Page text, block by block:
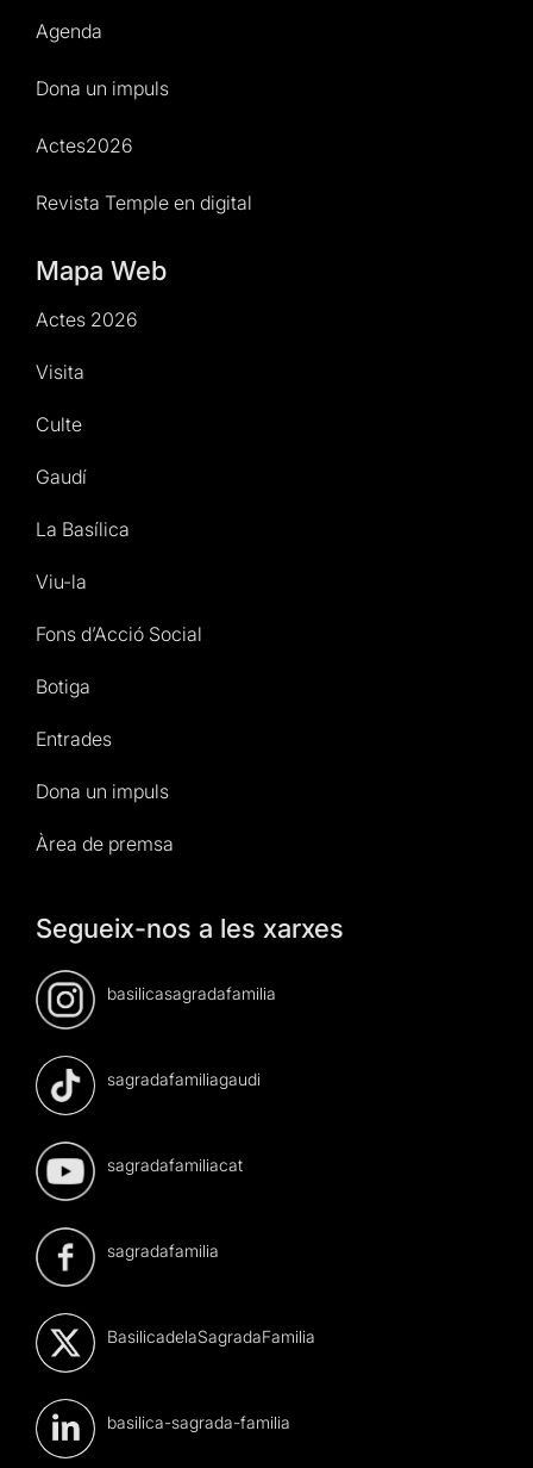
Agenda
Dona un impuls
Actes2026
Revista Temple en digital
Mapa Web
Actes 2026
Visita
Culte
Gaudí
La Basílica
Viu-la
Fons d’Acció Social
Botiga
Entrades
Dona un impuls
Àrea de premsa
Segueix-nos a les xarxes
basilicasagradafamilia
sagradafamiliagaudi
sagradafamiliacat
sagradafamilia
BasilicadelaSagradaFamilia
basilica-sagrada-familia